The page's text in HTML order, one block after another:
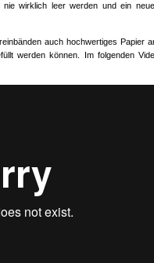
wirklich leer werden und ein
auch hochwertiges Papier
werden können. Im folgenden